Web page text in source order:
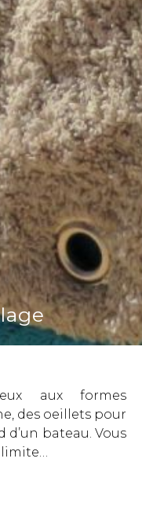
aux formes
des oeillets pour
d’un bateau. Vous